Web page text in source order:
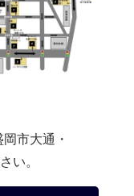
市大通・
い。